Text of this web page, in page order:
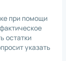
при помощи
остатки
указать